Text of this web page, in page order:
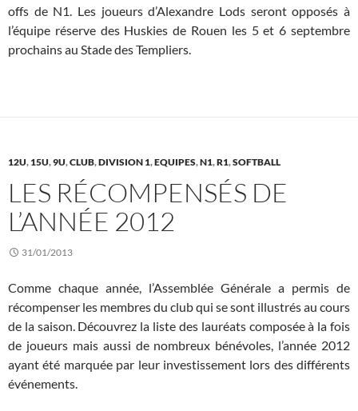
offs de N1. Les joueurs d’Alexandre Lods seront opposés à
l’équipe réserve des Huskies de Rouen les 5 et 6 septembre
prochains au Stade des Templiers.
12U, 15U,9U,CLUB,DIVISION 1,EQUIPES,N1,R1,SOFTBALL
LES RÉCOMPENSÉS DE
L’ANNÉE 2012
31/01/2013
Comme chaque année, l’Assemblée Générale a permis de
récompenser les membres du club qui se sont illustrés au cours
de la saison. Découvrez la liste des lauréats composée à la fois
de joueurs mais aussi de nombreux bénévoles, l’année 2012
ayant été marquée par leur investissement lors des différents
événements.